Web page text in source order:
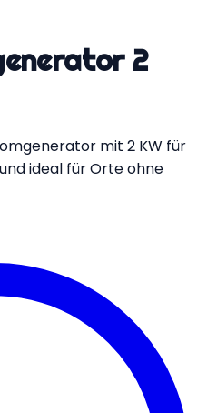
2
mit 2 KW für
ideal für Orte ohne